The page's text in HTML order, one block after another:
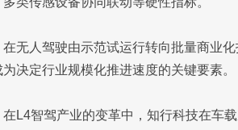
在无人驾驶由示范试运行转向批量商业
决定行业规模化推进速度的关键要素。
在L4智驾产业的变革中，知行科技在车